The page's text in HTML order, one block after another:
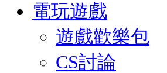
電玩遊戲
遊戲歡樂包
CS討論